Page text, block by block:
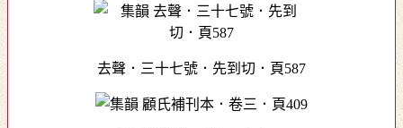
去聲．三十七號．先到切．頁587